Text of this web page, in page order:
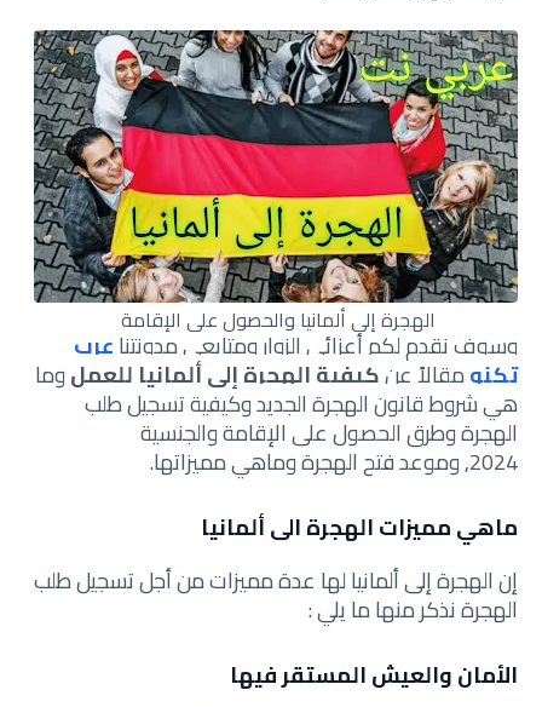
الهجرة إلى ألمانيا والحصول على الإقامة
وسوف نقدم لكم أعزائي الزوار ومتابعي مدونتناعرب
تكنومقالاً عنكيفية الهجرة إلى ألمانيا للعملوما
هي شروط قانون الهجرة الجديدوكيفية تسجيل طلب
الهجرة وطرق الحصول على الإقامة والجنسية
2024, وموعد فتح الهجرة وماهي مميزاتها.
ماهي مميزات الهجرة الى ألمانيا
إن الهجرة إلى ألمانيا لها عدة مميزات من أجل تسجيل طلب
الهجرة نذكر منها ما يلي :
الأمان والعيش المستقر فيها